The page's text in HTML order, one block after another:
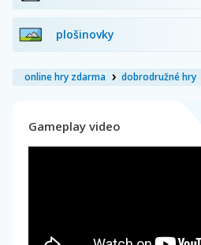
plošinovky
online hry zdarma dobrodružné hry
Gameplay video